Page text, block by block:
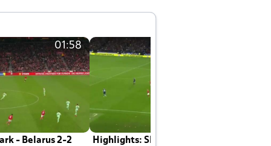
01:58
- Belarus 2-2 Highlights: Skotland - Danmark 4-2